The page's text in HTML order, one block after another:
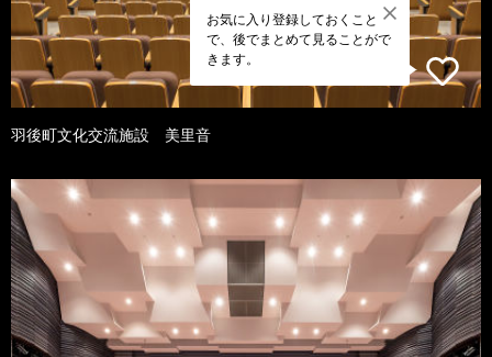
お気に入り登録しておくこと
で、後でまとめて見ることがで
きます。
羽後町文化交流施設 美里音